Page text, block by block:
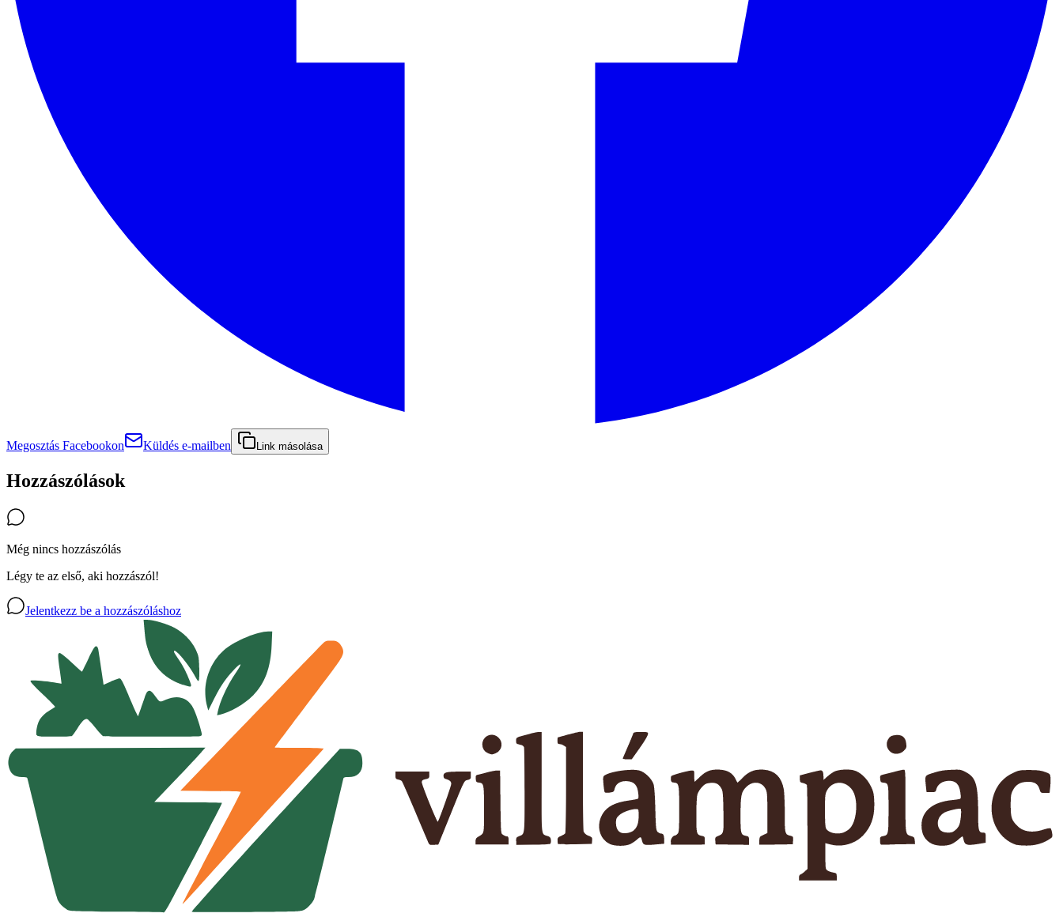
Megosztás Facebookon Küldés e-mailben Link másolása
Hozzászólások
Még nincs hozzászólás
Légy te az első, aki hozzászól!
Jelentkezz be a hozzászóláshoz